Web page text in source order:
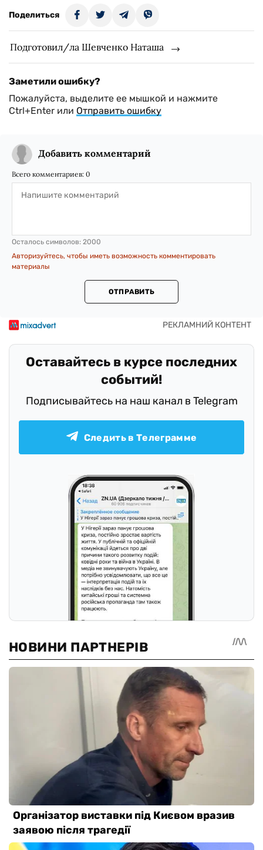
Поделиться
Подготовил/ла Шевченко Наташа
Заметили ошибку?
Пожалуйста, выделите ее мышкой и нажмите
Ctrl+Enter или Отправить ошибку
Добавить комментарий
Всего комментариев: 0
Осталось символов: 2000
Авторизуйтесь, чтобы иметь возможность комментировать
материалы
ОТПРАВИТЬ
Оставайтесь в курсе последних
событий!
Подписывайтесь на наш канал в Telegram
Следить в Телеграмме